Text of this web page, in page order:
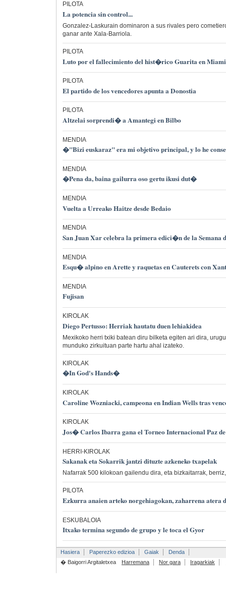
PILOTA
La potencia sin control...
Gonzalez-Laskurain dominaron a sus rivales pero
ganar ante Xala-Barriola.
PILOTA
Luto por el fallecimiento del hist�rico Guarita en Miami
PILOTA
El partido de los vencedores apunta a Donostia
PILOTA
Altzelai sorprendi� a Amantegi en Bilbo
MENDIA
�"Bizi euskaraz" era mi objetivo principal, y lo he
MENDIA
�Pena da, baina gailurra oso gertu ikusi dut�
MENDIA
Vuelta a Urreako Haitze desde Bedaio
MENDIA
San Juan Xar celebra la primera edici�n de la Semana
MENDIA
Esqu� alpino en Arette y raquetas en Cauterets con
MENDIA
Fujisan
KIROLAK
Diego Pertusso: Herriak hautatu duen lehiakidea
Mexikoko herri txiki batean diru bilketa egiten ari dira,
munduko zirkuituan parte hartu ahal izateko.
KIROLAK
�In God's Hands�
KIROLAK
Caroline Wozniacki, campeona en Indian Wells tras
KIROLAK
Jos� Carlos Ibarra gana el Torneo Internacional Paz
HERRI-KIROLAK
Sakanak eta Sokarrik jantzi dituzte azkeneko txapelak
Nafarrak 500 kilokoan gailendu dira, eta bizkaitarrak,
PILOTA
Ezkurra anaien arteko norgehiagokan, zaharrena atera
ESKUBALOIA
Itxako termina segundo de grupo y le toca el Gyor
Hasiera Paperezko edizioa Gaiak
Denda
� Baigorri Argitaletxea
Harremana Nor gara Iragarkiak